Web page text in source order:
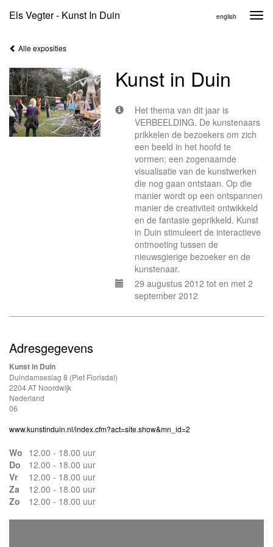
Els Vegter - Kunst In Duin english
Alle exposities
Kunst in Duin
Het thema van dit jaar is
VERBEELDING. De kunstenaars
prikkelen de bezoekers om zich
een beeld in het hoofd te
vormen; een zogenaamde
visualisatie van de kunstwerken
die nog gaan ontstaan. Op die
manier wordt op een ontspannen
manier de creativiteit ontwikkeld
en de fantasie geprikkeld. Kunst
in Duin stimuleert de interactieve
ontmoeting tussen de
nieuwsgierige bezoeker en de
kunstenaar.
29 augustus 2012 tot en met 2
september 2012
Adresgegevens
Kunst in Duin
Duindamseslag 8 (Piet Florisdal)
2204 AT Noordwijk
Nederland
06
www.kunstinduin.nl/index.cfm?act=site.show&mn_id=2
Wo 12.00 - 18.00 uur
Do
12.00 - 18.00 uur
Vr
12.00 - 18.00 uur
Za
12.00 - 18.00 uur
Zo
12.00 - 18.00 uur